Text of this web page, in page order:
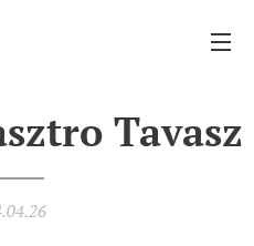
Tavasz